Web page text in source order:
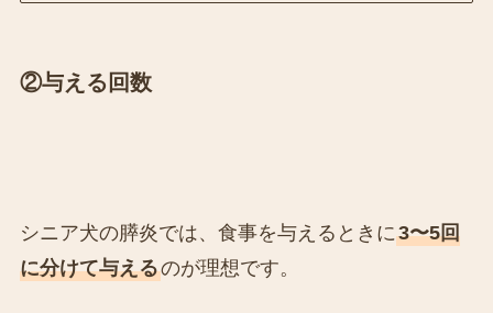
②与える回数
シニア犬の膵炎では、食事を与えるときに3〜5回
に分けて与えるのが理想です。